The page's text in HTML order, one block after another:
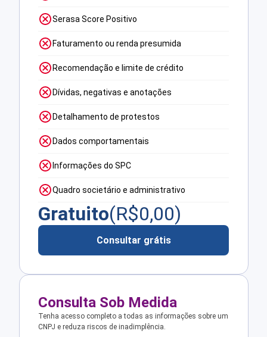
Serasa Score Positivo
Faturamento ou renda presumida
Recomendação e limite de crédito
Dívidas, negativas e anotações
Detalhamento de protestos
Dados comportamentais
Informações do SPC
Quadro societário e administrativo
Gratuito(R$0,00)
Consultar grátis
Consulta Sob Medida
Tenha acesso completo a todas as informações sobre um
CNPJ e reduza riscos de inadimplência.